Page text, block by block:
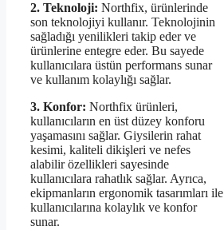
2. Teknoloji: Northfix, ürünlerinde
son teknolojiyi kullanır. Teknolojinin
sağladığı yenilikleri takip eder ve
ürünlerine entegre eder. Bu sayede
kullanıcılara üstün performans sunar
ve kullanım kolaylığı sağlar.
3. Konfor: Northfix ürünleri,
kullanıcıların en üst düzey konforu
yaşamasını sağlar. Giysilerin rahat
kesimi, kaliteli dikişleri ve nefes
alabilir özellikleri sayesinde
kullanıcılara rahatlık sağlar. Ayrıca,
ekipmanların ergonomik tasarımları ile
kullanıcılarına kolaylık ve konfor
sunar.